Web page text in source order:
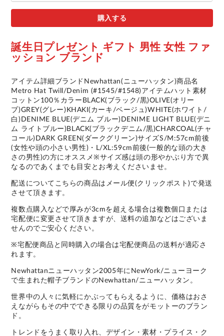
購入する
誕生日プレゼント ギフト 男性 女性 ファ
ッション ブランド
アイテム詳細ブランドNewhattan(ニューハッタン)商品名
Metro Hat Twill/Denim (#1545/#1548)アイテムハット素材
コットン100％カラーBLACK(ブラック/黒)OLIVE(オリー
ブ)GREY(グレー)KHAKI(カーキ/ベージュ)WHITE(ホワイト/
白)DENIME BLUE(デニム ブルー)DENIME LIGHT BLUE(デニ
ム ライトブルー)BLACK(ブラックデニム/黒)CHARCOAL(チャ
コール)DARK GREEN(ダークグリーン)サイズS/M:57cm前後
(女性や頭の小さい男性)・L/XL:59cm前後(一般的な頭の大き
さの男性)の方にオススメ※サイズ感は頭の形やかぶり方で異
なるのであくまでも目安とお考えくださいませ。
配送についてこちらの商品はメール便(クリックポスト)で発送
させて頂きます。
複数点購入などで厚みが3cmを超える場合は複数個口または
宅配便に変更させて頂きますが、送料の追加などはございま
せんのでご安心ください。
※宅配便商品と同時購入の場合は宅配便商品の送料が適応さ
れます。
Newhattanニューハッタン2005年にNewYork/ニューヨーク
で生まれた帽子ブランドのNewhattan/ニューハッタン。
世界中の人々に気軽にかぶってもらえるように、価格はおさ
えながらもその中でできる限りの品質をがモットーのブラン
ド。
トレンドをうまく取り入れ、デザイン・素材・プライス・ク